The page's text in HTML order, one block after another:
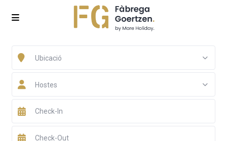
Ubicació
Hostes